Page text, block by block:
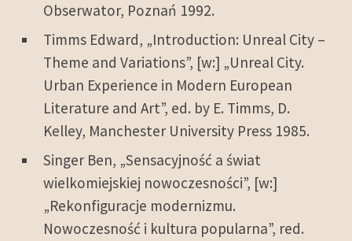
Obserwator, Poznań 1992.
Timms Edward, „Introduction: Unreal City –
Theme and Variations”, [w:] „Unreal City.
Urban Experience in Modern European
Literature and Art”, ed. by E. Timms, D.
Kelley, Manchester University Press 1985.
Singer Ben, „Sensacyjność a świat
wielkomiejskiej nowoczesności”, [w:]
„Rekonfiguracje modernizmu.
Nowoczesność i kultura popularna”, red.